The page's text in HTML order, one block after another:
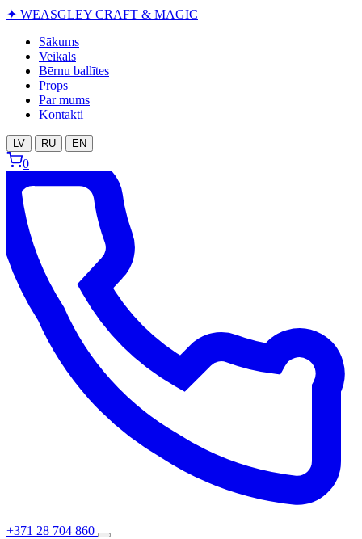
✦ WEASGLEY CRAFT & MAGIC
Sākums
Veikals
Bērnu ballītes
Props
Par mums
Kontakti
LV RU EN
0
+371 28 704 860